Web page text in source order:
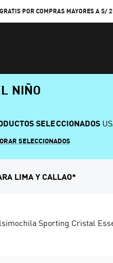
POR COMPRAS MAYORES A S/
NIÑO
SELECCIONADOS
SELECCIONADOS
LIMA Y CALLAO*
Sporting Cristal